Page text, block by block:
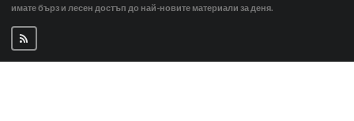
имате бърз и лесен достъп до най-новите материали за деня.